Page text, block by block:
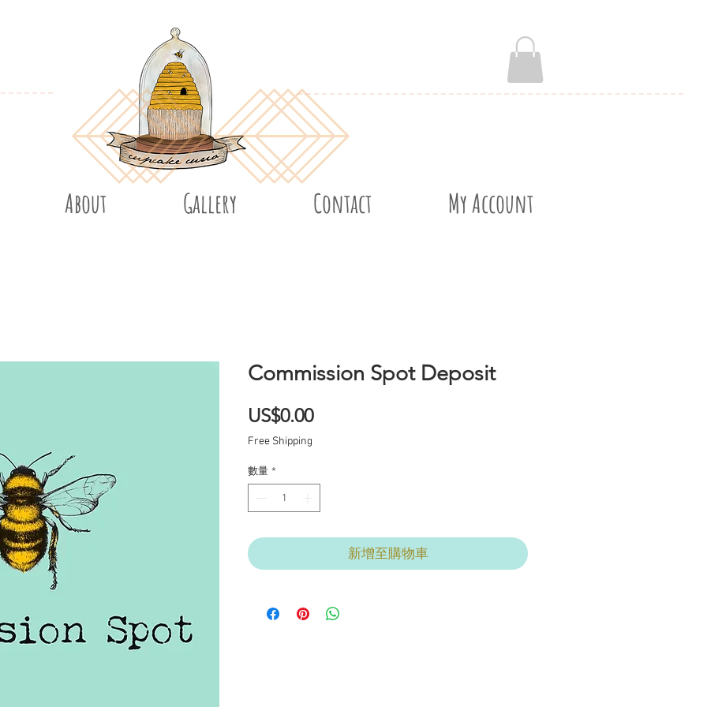
About Gallery Contact My Account
Commission Spot Deposit
US$0.00價
Free Shipping
數量 *
新增至購物車